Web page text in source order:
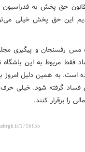
حق پخش به فدراسیون
این حق پخش خیلی
مس رفسنجان و پیگیری
فقط مربوط به این
به همین دلیل امروز
فساد گرفته شود. خیلی
را برقرار کنند.